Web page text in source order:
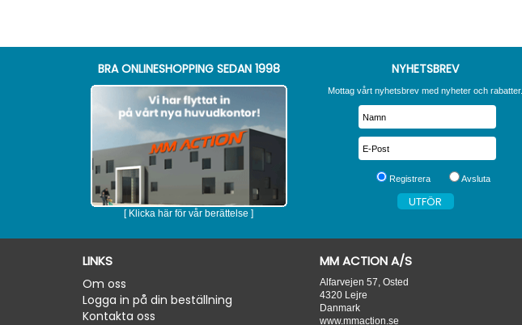
BRA ONLINESHOPPING SEDAN 1998
[ Klicka här för vår berättelse ]
NYHETSBREV
Mottag vårt nyhetsbrev med nyheter och rabatter.
Registrera Avsluta
LINKS
Om oss
Logga in på din beställning
Kontakta oss
MM ACTION A/S
Alfarvejen 57, Osted
4320 Lejre
Danmark
www.mmaction.se